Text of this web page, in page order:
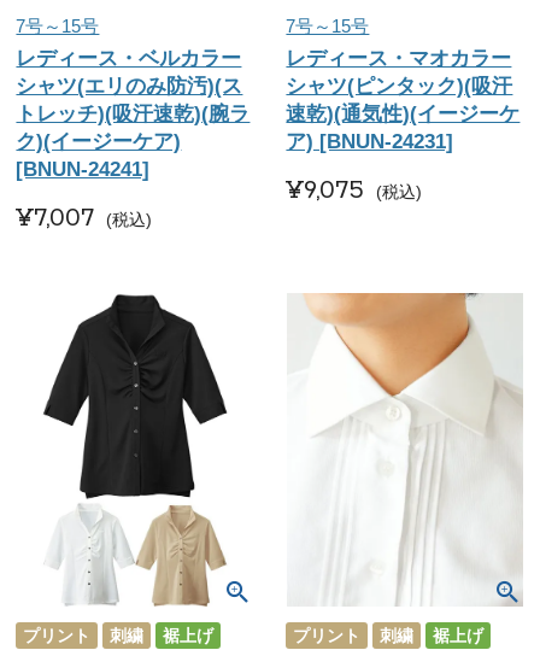
7号～15号
レディース・ベルカラー
シャツ(エリのみ防汚)(ス
トレッチ)(吸汗速乾)(腕ラ
ク)(イージーケア)
[BNUN-24241]
¥7,007 税込
7号～15号
レディース・マオカラー
シャツ(ピンタック)(吸汗
速乾)(通気性)(イージーケ
ア) [BNUN-24231]
¥9,075 税込
プリント 刺繍
裾上げ
プリント 刺繍
裾上げ